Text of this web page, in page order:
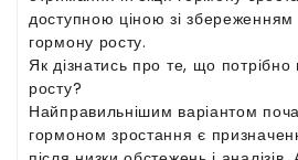
доступною ціною зі збереженням
гормону росту.
Як дізнатись про те, що
росту?
Найправильнішим варіантом
гормоном зростання є